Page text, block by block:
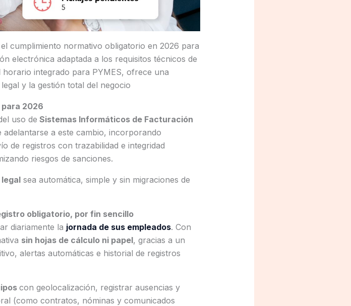
cumplimiento normativo obligatorio en 2026 para
electrónica adaptada a los requisitos técnicos de
integrado para PYMES, ofrece una
y la gestión total del negocio
2026
uso de Sistemas Informáticos de Facturación
adelantarse a este cambio, incorporando
de registros con trazabilidad e integridad
riesgos de sanciones.
sea automática, simple y sin migraciones de
obligatorio, por fin sencillo
diariamente la jornada de sus empleados. Con
sin hojas de cálculo ni papel, gracias a un
alertas automáticas e historial de registros
con geolocalización, registrar ausencias y
(como contratos, nóminas y comunicados